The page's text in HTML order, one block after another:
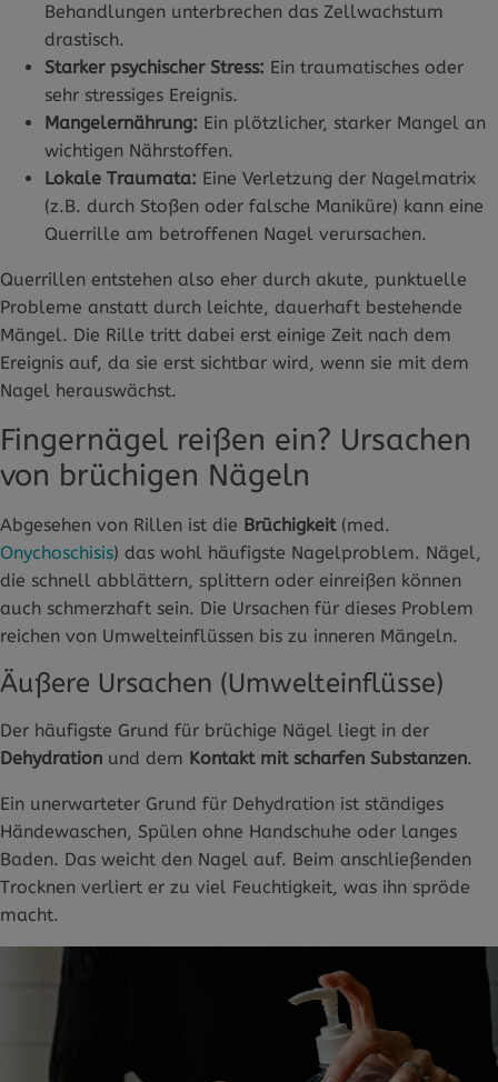
Behandlungen unterbrechen das Zellwachstum
drastisch.
Starker psychischer Stress: Ein traumatisches oder
sehr stressiges Ereignis.
Mangelernährung: Ein plötzlicher, starker Mangel an
wichtigen Nährstoffen.
Lokale Traumata: Eine Verletzung der Nagelmatrix
(z.B. durch Stoßen oder falsche Maniküre) kann eine
Querrille am betroffenen Nagel verursachen.
Querrillen entstehen also eher durch akute, punktuelle
Probleme anstatt durch leichte, dauerhaft bestehende
Mängel. Die Rille tritt dabei erst einige Zeit nach dem
Ereignis auf, da sie erst sichtbar wird, wenn sie mit dem
Nagel herauswächst.
Fingernägel reißen ein? Ursachen
von brüchigen Nägeln
Abgesehen von Rillen ist die Brüchigkeit(med.
Onychoschisis) das wohl häufigste Nagelproblem. Nägel,
die schnell abblättern, splittern oder einreißen können
auch schmerzhaft sein. Die Ursachen für dieses Problem
reichen von Umwelteinflüssen bis zu inneren Mängeln.
Äußere Ursachen (Umwelteinflüsse)
Der häufigste Grund für brüchige Nägel liegt in der
Dehydration und dem Kontakt mit scharfen Substanzen.
Ein unerwarteter Grund für Dehydration ist ständiges
Händewaschen, Spülen ohne Handschuhe oder langes
Baden. Das weicht den Nagel auf. Beim anschließenden
Trocknen verliert er zu viel Feuchtigkeit, was ihn spröde
macht.